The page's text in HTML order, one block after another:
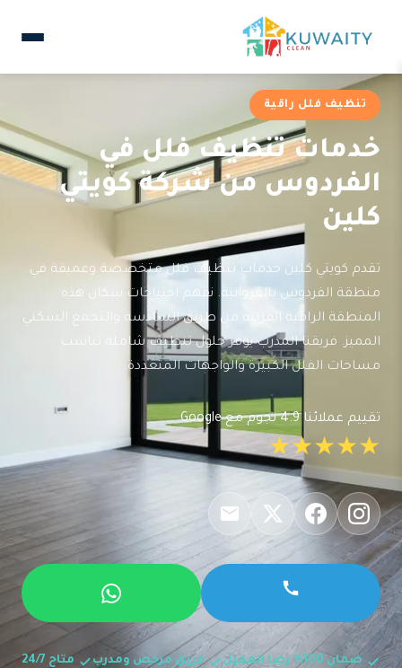
تنظيف فلل راقية
خدمات تنظيف فلل في
الفردوس من شركة كويتي
كلين
تقدم كويتي كلين خدمات تنظيف فلل متخصصة وعميقة في
منطقة الفردوس بالفروانية. نفهم احتياجات سكان هذه
المنطقة الراقية القريبة من طريق السادسة والتجمع السكني
المميز. فريقنا المدرب يوفر حلول تنظيف شاملة تناسب
مساحات الفلل الكبيرة والواجهات المتعددة.
تقييم عملائنا 4.9 نجوم مع Google
★★★★★
ضمان 100% رضا العميل فريق مرخص ومدرب متاح 24/7